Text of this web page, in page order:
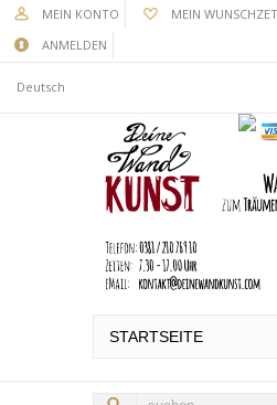
MEIN KONTO MEIN
ANMELDEN
Deutsch